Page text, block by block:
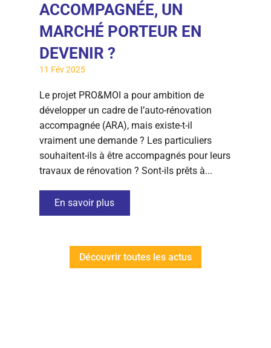
ACCOMPAGNÉE, UN
MARCHÉ PORTEUR EN
DEVENIR ?
11 Fév 2025
Le projet PRO&MOI a pour ambition de
développer un cadre de l’auto-rénovation
accompagnée (ARA), mais existe-t-il
vraiment une demande ? Les particuliers
souhaitent-ils à être accompagnés pour leurs
travaux de rénovation ? Sont-ils prêts à...
En savoir plus
Découvrir toutes les actus